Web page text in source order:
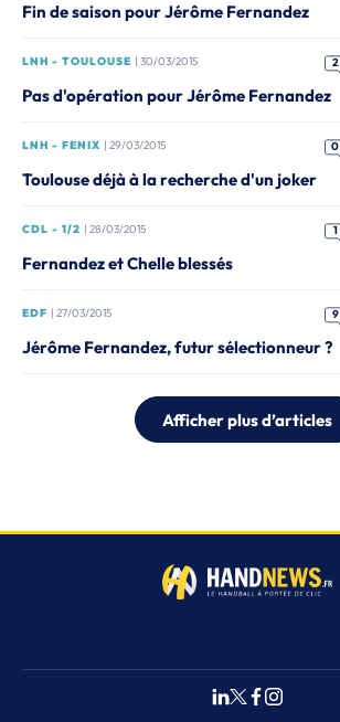
Fin de saison pour Jérôme Fernandez
LNH - TOULOUSE | 30/03/2015 2
Pas d'opération pour Jérôme Fernandez
LNH - FENIX | 29/03/2015 0
Toulouse déjà à la recherche d'un joker
CDL - 1/2 | 28/03/2015 1
Fernandez et Chelle blessés
EDF | 27/03/2015 9
Jérôme Fernandez, futur sélectionneur ?
Afficher plus d’articles